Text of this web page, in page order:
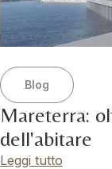
Blog
Mareterra:
dell'abitare
Leggi tutto